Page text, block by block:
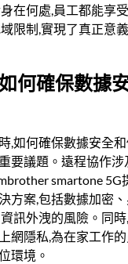
在何處,員工都能享
限制,實現了真正意
何確保數據
,如何確保數據安全
要議題。遠程協作
smartone
方案,包括數據加密
訊外洩的風險。同
網隱私,為在家工作
環境。